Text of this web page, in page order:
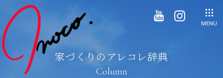
MENU
家づくりのアレコレ辞典
Column